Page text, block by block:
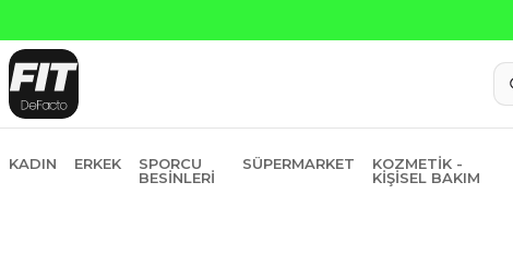
KADIN ERKEK
SPORCU
BESINLERI
SÜPERMARKET
KOZMETIK -
KIŞISEL BAKIM